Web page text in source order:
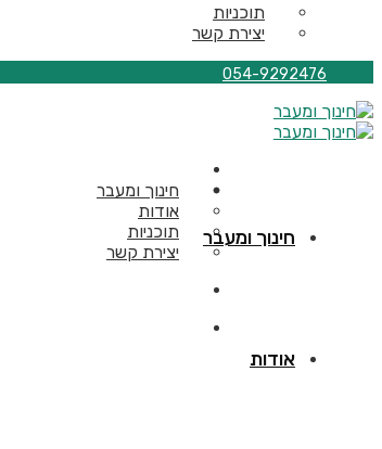
תוכניות
יצירת קשר
054-9292476
חינוך ומעבר
אודות
חינוך ומעבר
אודות
תוכניות
יצירת קשר